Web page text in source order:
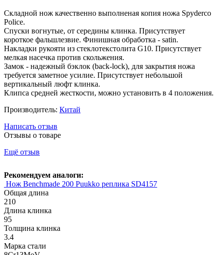
Складной нож качественно выполненая копия ножа Spyderco
Police.
Спуски вогнутые, от середины клинка. Присутствует
короткое фальшлезвие. Финишная обработка - satin.
Накладки рукояти из стеклотекстолита G10. Присутствует
мелкая насечка против скольжения.
Замок - надежный бэклок (back-lock), для закрытия ножа
требуется заметное усилие. Присутствует небольшой
вертикальный люфт клинка.
Клипса средней жесткости, можно установить в 4 положения.
Производитель: Китай
Написать отзыв
Отзывы о товаре
Ещё отзыв
Рекомендуем аналоги:
Нож Benchmade 200 Puukko реплика SD4157
Общая длина
210
Длина клинка
95
Толщина клинка
3.4
Марка стали